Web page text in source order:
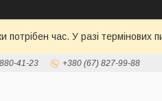
потрібен час. У разі
41-23 +380 (67) 827-99-88